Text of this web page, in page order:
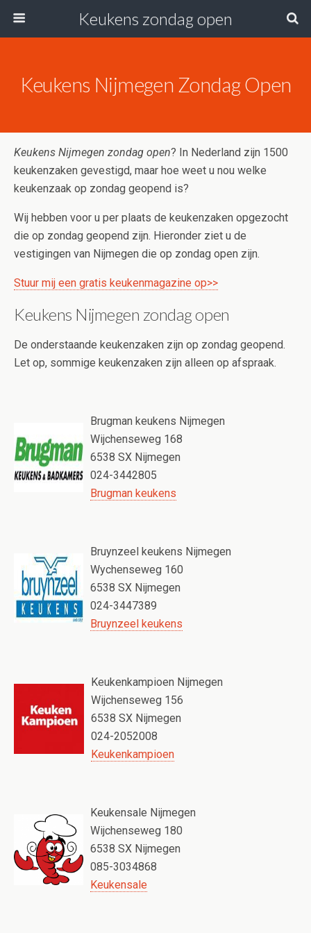
Keukens zondag open
Keukens Nijmegen Zondag Open
Keukens Nijmegen zondag open? In Nederland zijn 1500
keukenzaken gevestigd, maar hoe weet u nou welke
keukenzaak op zondag geopend is?
Wij hebben voor u per plaats de keukenzaken opgezocht
die op zondag geopend zijn. Hieronder ziet u de
vestigingen van Nijmegen die op zondag open zijn.
Stuur mij een gratis keukenmagazine op>>
Keukens Nijmegen zondag open
De onderstaande keukenzaken zijn op zondag geopend.
Let op, sommige keukenzaken zijn alleen op afspraak.
Brugman keukens Nijmegen
Wijchenseweg 168
6538 SX Nijmegen
024-3442805
Brugman keukens
Bruynzeel keukens Nijmegen
Wychenseweg 160
6538 SX Nijmegen
024-3447389
Bruynzeel keukens
Keukenkampioen Nijmegen
Wijchenseweg 156
6538 SX Nijmegen
024-2052008
Keukenkampioen
Keukensale Nijmegen
Wijchenseweg 180
6538 SX Nijmegen
085-3034868
Keukensale